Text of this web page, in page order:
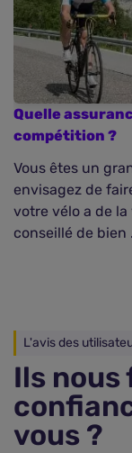
Quelle
compétition ?
Vous êtes un
envisagez de
votre vélo a de
conseillé de bien
L'avis des
Ils nous
vous ?